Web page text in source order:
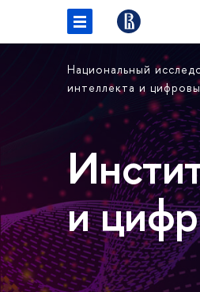
Национальный
интеллекта и
и